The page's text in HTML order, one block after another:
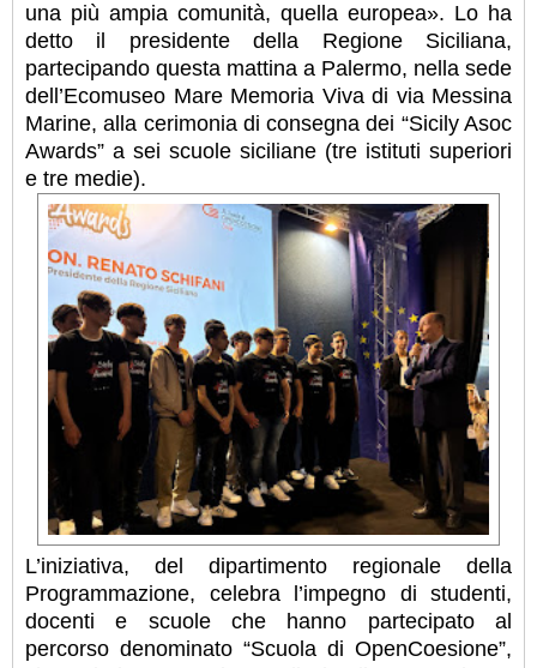
una più ampia comunità, quella europea». Lo ha
detto il presidente della Regione Siciliana,
partecipando questa mattina a Palermo, nella sede
dell’Ecomuseo Mare Memoria Viva di via Messina
Marine, alla cerimonia di consegna dei “Sicily Asoc
Awards” a sei scuole siciliane (tre istituti superiori
e tre medie).
L’iniziativa, del dipartimento regionale della
Programmazione, celebra l’impegno di studenti,
docenti e scuole che hanno partecipato al
percorso denominato “Scuola di OpenCoesione”,